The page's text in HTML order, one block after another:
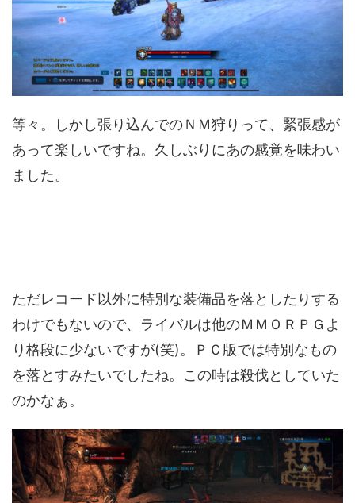
等々。しかし張り込んでのＮＭ狩りって、緊張感が
あって楽しいですね。久しぶりにあの感覚を味わい
ました。
ただレコード以外に特別な装備品を落としたりする
わけでもないので、ライバルは他のＭＭＯＲＰＧよ
り格段に少ないですが(笑)。ＰＣ版では特別なもの
を落とすみたいでしたね。この時は殺伐としていた
のかなぁ。